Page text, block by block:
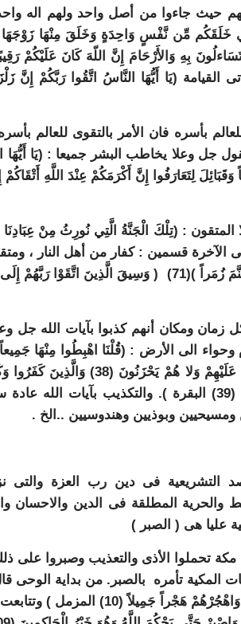
حيث جاءوا من أصل واحد ولهم اله
خَلَقَكُم مِّن نَّفْسٍ وَاحِدَةٍ وَخَلَقَ مِنْهَا زَوْجَهَا
بِهِ وَالأَرْحَامَ إِنَّ اللّهَ كَانَ عَلَيْكُمْ رَقِيبًا
القيامة (يَا أَيُّهَا النَّاسُ اتَّقُوا رَبَّكُمْ إِنَّ
بأسره فان الأمر بالتقوى للعالم
جل وعلا يخاطب البشر جميعا : (يَا أَيُّهَا
لِتَعَارَفُوا إِنَّ أَكْرَمَكُمْ عِنْدَ اللَّهِ أَتْقَاكُمْ
قسمين : كفار من أهل النار ،
زمان ومكان أنهم كذبوا بآيات الله جل
الى الأرض : (قُلْنَا اهْبِطُوا مِنْهَا جَمِيعاً
هُدًى فَمَنْ تَبِعَ هُدَايَ فَلا خَوْفٌ عَلَيْهِمْ وَلا هُمْ
أَصْحَابُ النَّارِ هُمْ فِيهَا خَالِدُونَ (39) البقرة ). والتكذيب
ومسيحيين وبوذيين وهندوسيين ..الخ .
التشريعية فى دين رب العزة والتى
والحرية المطلقة فى الدين والاحسان
عليا هى ( الصبر )
مكة تحملوا الأذى والتعذيب وصبروا على
المكية تأمره بالصبر. من بداية الوحى
وعلا : (وَاصْبِرْ عَلَى مَا يَقُولُونَ وَاهْجُرْهُمْ هَجْراً